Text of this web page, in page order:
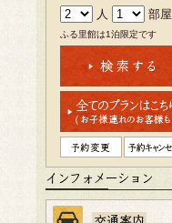
人
部屋
ふる里館は1泊限定です